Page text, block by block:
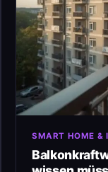
SMART HOME &